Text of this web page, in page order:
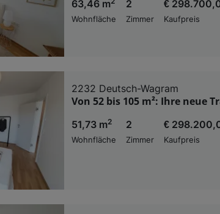
63,46 m
Wohnfläche
2
Zimmer
€
Kaufpreis
2232 Deutsch-Wagram
Von 52 bis 105 m²: Ihre
51,73 m2
Wohnfläche
2
Zimmer
€
Kaufpreis